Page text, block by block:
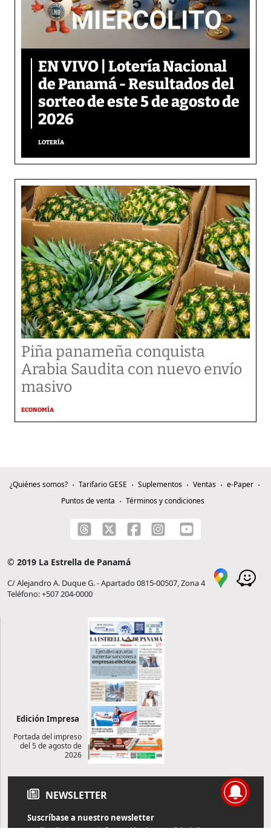
EN VIVO | Lotería Nacional
de Panamá - Resultados del
sorteo de este 5 de agosto de
2026
LOTERÍA
Piña panameña conquista
Arabia Saudita con nuevo envío
masivo
ECONOMÍA
¿Quiénes somos? Tarifario GESE Suplementos Ventas
e-Paper
Puntos de venta
Términos y condiciones
© 2019 La Estrella de Panamá
C/ Alejandro A. Duque G. - Apartado 0815-00507, Zona 4
Teléfono: +507 204-0000
Edición Impresa
Portada del impreso
del 5 de agosto de
2026
NEWSLETTER
Suscríbase a nuestro newsletter
Reciba diariamente información de actualidad directamente en